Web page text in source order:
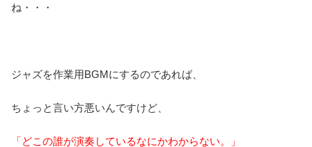
ね・・・
ジャズを作業用BGMにするのであれば、
ちょっと言い方悪いんですけど、
「どこの誰が演奏しているなにかわからない。」